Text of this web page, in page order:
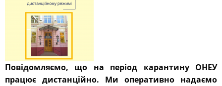
Повідомляємо, що на період карантину ОНЕУ
працює дистанційно. Ми оперативно надаємо